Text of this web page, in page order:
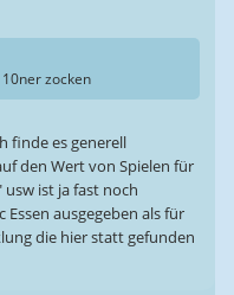
zocken
finde es generell
den Wert von Spielen für
ist ja fast noch
ausgegeben als für
die hier statt gefunden